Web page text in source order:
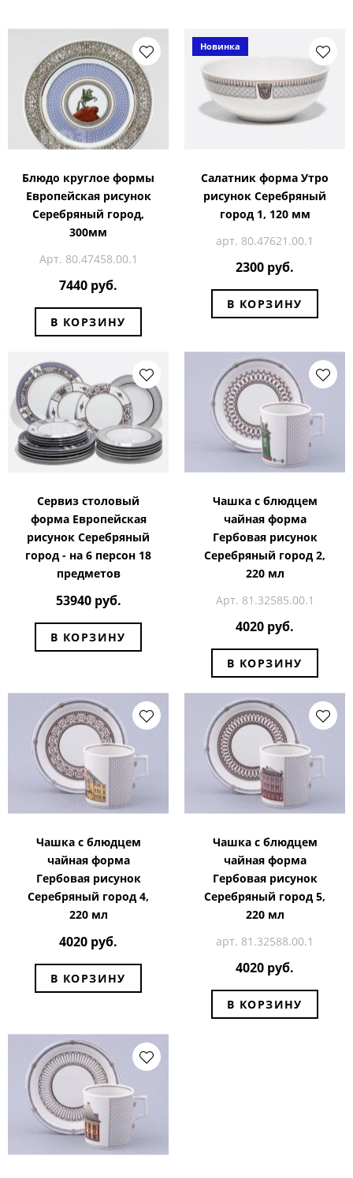
Блюдо круглое формы
Европейская рисунок
Серебряный город,
300мм
Арт. 80.47458.00.1
7440 руб.
В КОРЗИНУ
Новинка
Салатник форма Утро
рисунок Серебряный
город 1, 120 мм
арт. 80.47621.00.1
2300 руб.
В КОРЗИНУ
Сервиз столовый
форма Европейская
рисунок Серебряный
город - на 6 персон 18
предметов
53940 руб.
В КОРЗИНУ
Чашка с блюдцем
чайная форма
Гербовая рисунок
Серебряный город 2,
220 мл
Арт. 81.32585.00.1
4020 руб.
В КОРЗИНУ
Чашка с блюдцем
чайная форма
Гербовая рисунок
Серебряный город 4,
220 мл
4020 руб.
В КОРЗИНУ
Чашка с блюдцем
чайная форма
Гербовая рисунок
Серебряный город 5,
220 мл
арт. 81.32588.00.1
4020 руб.
В КОРЗИНУ